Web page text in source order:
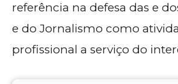
referência na defesa das e
e do Jornalismo como
profissional a serviço do